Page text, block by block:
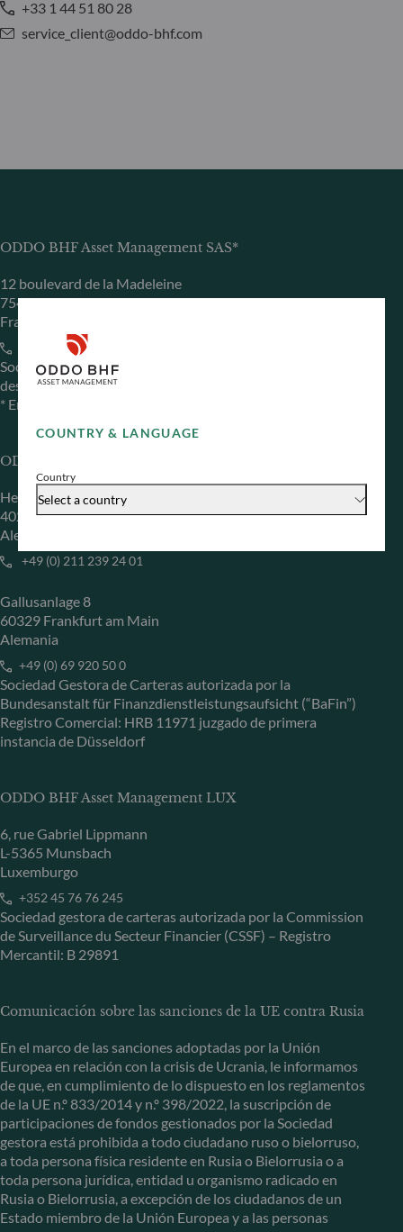
COUNTRY & LANGUAGE
Country
Select a country
+33 1 44 51 80 28
service_client@oddo-bhf.com
ODDO BHF Asset Management SAS*
12 boulevard de la Madeleine
75440 Paris Cedex 09
Francia
+33 1 44 51 80 28
Sociedad Gestora de Carteras autorizada por la Autorité
des Marchés Financiers (AMF) con el n.º GP 99011
* Entidad responsable del sitio web
ODDO BHF Asset Management GmbH
Herzogstraße 15
40217 Düsseldorf
Alemania
+49 (0) 211 239 24 01
Gallusanlage 8
60329 Frankfurt am Main
Alemania
+49 (0) 69 920 50 0
Sociedad Gestora de Carteras autorizada por la
Bundesanstalt für Finanzdienstleistungsaufsicht (“BaFin”)
Registro Comercial: HRB 11971 juzgado de primera
instancia de Düsseldorf
ODDO BHF Asset Management LUX
6, rue Gabriel Lippmann
L-5365 Munsbach
Luxemburgo
+352 45 76 76 245
Sociedad gestora de carteras autorizada por la Commission
de Surveillance du Secteur Financier (CSSF) – Registro
Mercantil: B 29891
Comunicación sobre las sanciones de la UE contra Rusia
En el marco de las sanciones adoptadas por la Unión
Europea en relación con la crisis de Ucrania, le informamos
de que, en cumplimiento de lo dispuesto en los reglamentos
de la UE n.º 833/2014 y n.º 398/2022, la suscripción de
participaciones de fondos gestionados por la Sociedad
gestora está prohibida a todo ciudadano ruso o bielorruso,
a toda persona física residente en Rusia o Bielorrusia o a
toda persona jurídica, entidad u organismo radicado en
Rusia o Bielorrusia, a excepción de los ciudadanos de un
Estado miembro de la Unión Europea y a las personas